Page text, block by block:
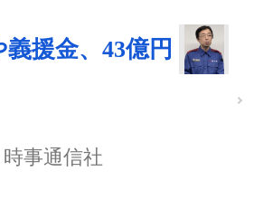
援金、43億円
時事通信社